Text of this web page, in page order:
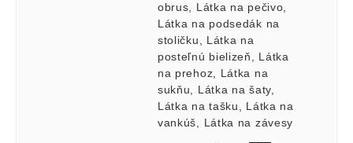
obrus
Látka na pečivo
Látka na podsedák na
stoličku
Látka na
posteľnú bielizeň
Látka
na prehoz
Látka na
sukňu
Látka na šaty,
Látka na tašku
Látka na
vankúš
Látka na závesy